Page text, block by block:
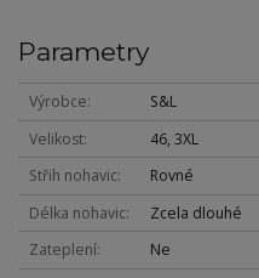
Parametry
Výrobce
S&L
Velikost
46, 3XL
Střih nohavic
Rovné
Délka nohavic
Zcela dlouhé
Zateplení
Ne